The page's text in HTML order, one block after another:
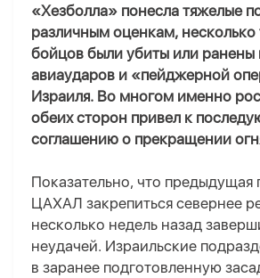
«Хезболла» понесла тяжелые
различным оценкам, несколько
бойцов были убиты или ранены
авиаударов и «пейджерной
Израиля. Во многом именно
обеих сторон привел к
соглашению о прекращении
Показательно, что предыдущая
ЦАХАЛ закрепиться севернее
несколько недель назад
неудачей. Израильские
в заранее подготовленную